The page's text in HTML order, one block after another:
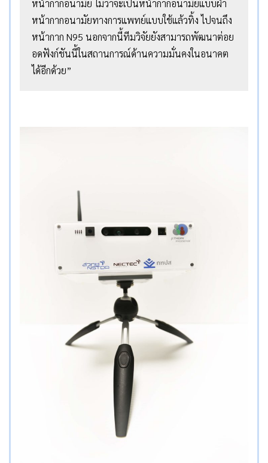
หน้ากากอนามัย ไม่ว่าจะเป็นหน้ากากอนามัยแบบผ้า
หน้ากากอนามัยทางการแพทย์แบบใช้แล้วทิ้ง ไปจนถึง
หน้ากาก N95 นอกจากนี้ทีมวิจัยยังสามารถพัฒนาต่อย
อดฟังก์ชันนี้ในสถานการณ์ด้านความมั่นคงในอนาคต
ได้อีกด้วย”